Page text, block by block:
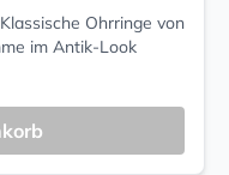
Ohrringe von
im Antik-Look